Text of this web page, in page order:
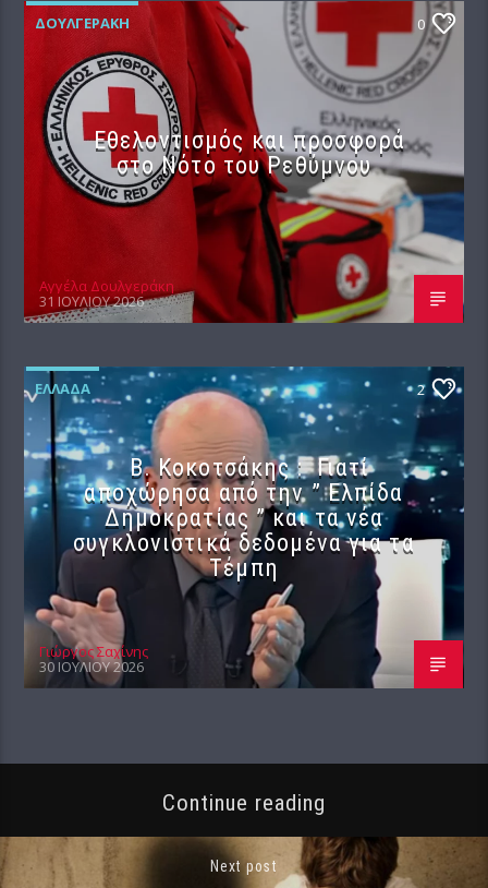
ΔΟΥΛΓΕΡΆΚΗ 0
Εθελοντισμός και προσφορά
στο Νότο του Ρεθύμνου
Αγγέλα Δουλγεράκη
31 ΙΟΥΛΊΟΥ 2026
ΕΛΛΆΔΑ 2
Β. Κοκοτσάκης : Γιατί
αποχώρησα από την ” Ελπίδα
Δημοκρατίας ” και τα νέα
συγκλονιστικά δεδομένα για τα
Τέμπη
Γιώργος Σαχίνης
30 ΙΟΥΛΊΟΥ 2026
Continue reading
Next post